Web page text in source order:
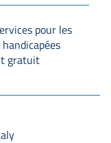
pour les
gratuit